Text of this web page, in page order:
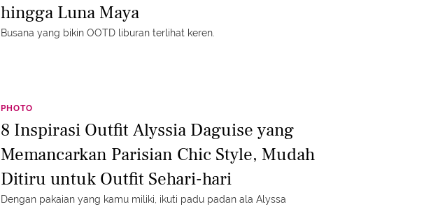
hingga Luna Maya
Busana yang bikin OOTD liburan terlihat keren.
PHOTO
8 Inspirasi Outfit Alyssia Daguise yang
Memancarkan Parisian Chic Style, Mudah
Ditiru untuk Outfit Sehari-hari
Dengan pakaian yang kamu miliki, ikuti padu padan ala Alyssa